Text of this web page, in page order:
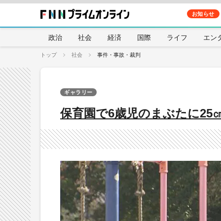
お知らせ
政治 社会 経済 国際 ライフ エン
トップ 社会 事件・事故・裁判
保育園で6歳児のまぶたに
ギャラリー